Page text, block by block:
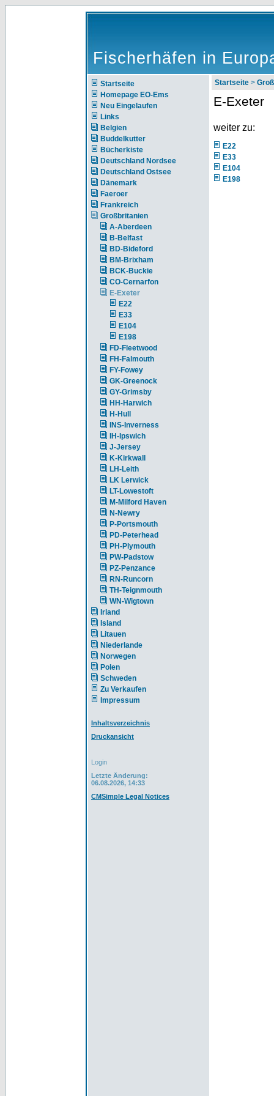
Fischerhäfen in
Startseite
Homepage EO-Ems
Neu Eingelaufen
Links
Belgien
Buddelkutter
Bücherkiste
Deutschland Nordsee
Deutschland Ostsee
Dänemark
Faeroer
Frankreich
Großbritanien
A-Aberdeen
B-Belfast
BD-Bideford
BM-Brixham
BCK-Buckie
CO-Cernarfon
E-Exeter
E22
E33
E104
E198
FD-Fleetwood
FH-Falmouth
FY-Fowey
GK-Greenock
GY-Grimsby
HH-Harwich
H-Hull
INS-Inverness
IH-Ipswich
J-Jersey
K-Kirkwall
LH-Leith
LK Lerwick
LT-Lowestoft
M-Milford Haven
N-Newry
P-Portsmouth
PD-Peterhead
PH-Plymouth
PW-Padstow
PZ-Penzance
RN-Runcorn
TH-Teignmouth
WN-Wigtown
Irland
Island
Litauen
Niederlande
Norwegen
Polen
Schweden
Zu Verkaufen
Impressum
Inhaltsverzeichnis
Druckansicht
Login
Letzte Änderung:
06.08.2026, 14:33
CMSimple Legal Notices
Startseite >
E-Exeter
weiter zu:
E22
E33
E104
E198